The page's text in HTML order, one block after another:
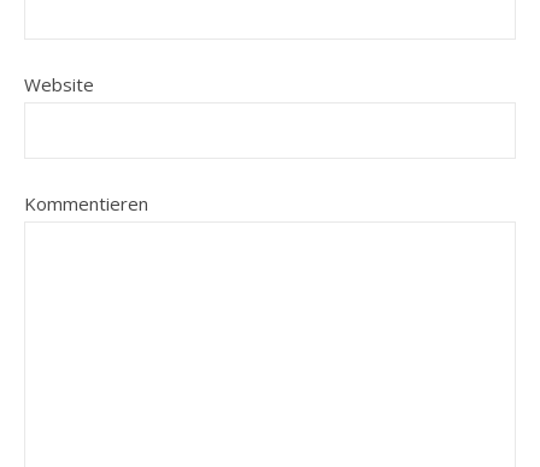
Website
Kommentieren